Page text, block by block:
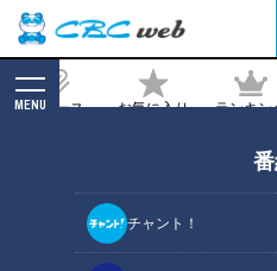
ニュース お気に入り ランキン
MENU
チャント！
説 #13
2023/07/18 14:46